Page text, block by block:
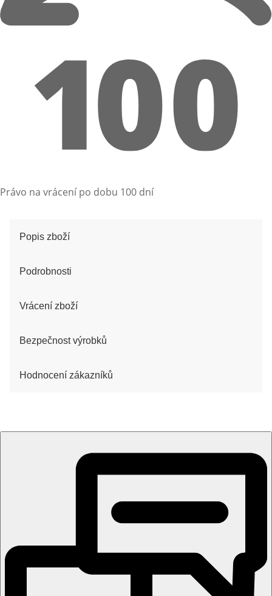
Právo na vrácení po dobu 100 dní
Popis zboží
Podrobnosti
Vrácení zboží
Bezpečnost výrobků
Hodnocení zákazníků